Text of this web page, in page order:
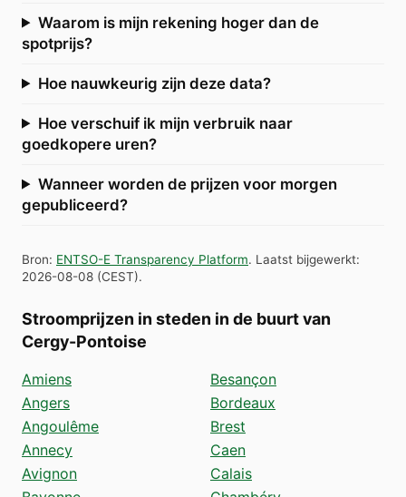
Waarom is mijn rekening hoger dan de
spotprijs?
Hoe nauwkeurig zijn deze data?
Hoe verschuif ik mijn verbruik naar
goedkopere uren?
Wanneer worden de prijzen voor morgen
gepubliceerd?
Bron: ENTSO-E Transparency Platform. Laatst bijgewerkt:
2026-08-08 (CEST).
Stroomprijzen in steden in de buurt van
Cergy-Pontoise
Amiens
Angers
Angoulême
Annecy
Avignon
Besançon
Bordeaux
Brest
Caen
Calais